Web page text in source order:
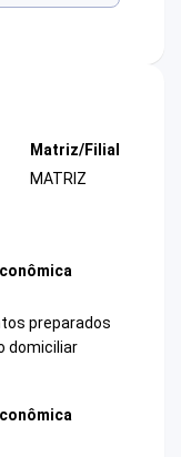
Matriz/Filial
MATRIZ
preparados
domiciliar